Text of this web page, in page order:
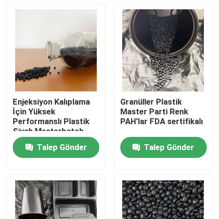
Fabrika turu
Kalite kontrol
Bizimle İletişim
Bir teklif isteği
Plastik Ana Parti
Plastik Granül Hammaddesi
Enjeksiyon Kalıplama
İçin Yüksek
Performanslı Plastik
Siyah Masterbatch
Talep Gönder
Granüller Plastik
Master Parti Renk
PAH'lar FDA sertifikalı
Talep Gönder